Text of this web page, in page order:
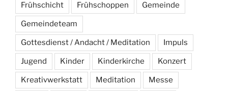
Frühschicht Frühschoppen Gemeinde
Gemeindeteam
Gottesdienst / Andacht / Meditation Impuls
Jugend Kinder Kinderkirche Konzert
Kreativwerkstatt Meditation Messe